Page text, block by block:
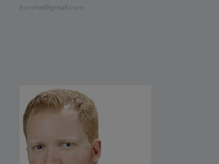
fncorral@gmail.com